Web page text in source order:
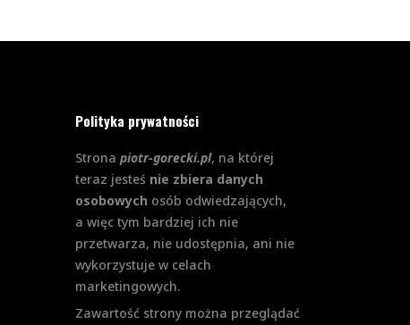
Polityka prywatności
Strona piotr-gorecki.pl, na której
teraz jesteś nie zbiera danych
osobowych osób odwiedzających,
a więc tym bardziej ich nie
przetwarza, nie udostępnia, ani nie
wykorzystuje w celach
marketingowych.
Zawartość strony można przeglądać